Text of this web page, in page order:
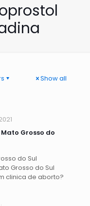
Show all
Grosso do
do Sul
Grosso do Sul
clinica de aborto?